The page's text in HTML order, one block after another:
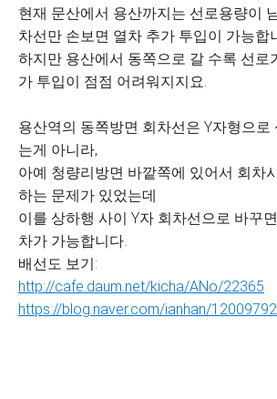
현재 문산에서 용산까지는 선로용량이
차선만 손보면 열차 추가 투입이 가능합
하지만 용산에서 동쪽으로 갈 수록 선로
가 투입이 점점 어려워지지요.
용산역의 동쪽방면 회차선은 Y자형으로
는게 아니라,
아예 청량리방면 바깥쪽에 있어서 회차
하는 문제가 있었는데
이를 상하행 사이 Y자 회차선으로 바꾸
차가 가능합니다.
배선도 보기:
http://cafe.daum.net/kicha/ANo/22365
https://blog.naver.com/ianhan/